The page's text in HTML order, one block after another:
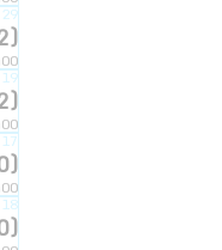
29
19
17
18